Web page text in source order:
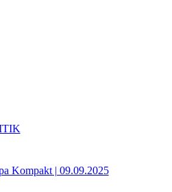
Kompakt | 09.09.2025